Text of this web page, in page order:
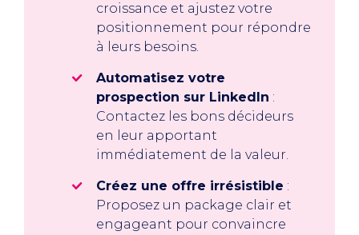
croissance et ajustez votre
positionnement pour répondre
à leurs besoins.
Automatisez votre
prospection sur LinkedIn :
Contactez les bons décideurs
en leur apportant
immédiatement de la valeur.
Créez une offre irrésistible :
Proposez un package clair et
engageant pour convaincre